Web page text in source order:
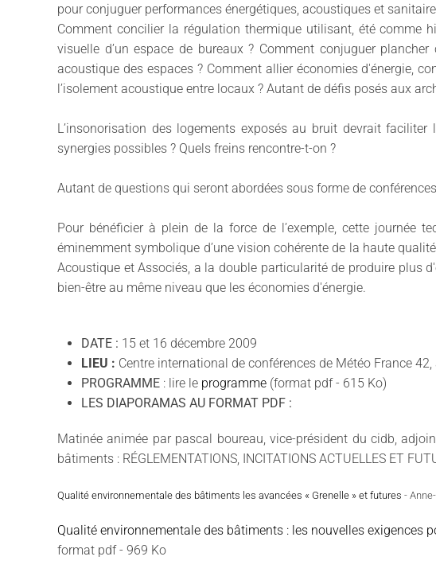
pour conjuguer performances énergétiques, acoustiques et
Comment concilier la régulation thermique utilisant, été comme
visuelle d’un espace de bureaux ? Comment conjuguer
acoustique des espaces ? Comment allier économies d'énergie,
l’isolement acoustique entre locaux ? Autant de défis posés aux
L’insonorisation des logements exposés au bruit devrait
synergies possibles ? Quels freins rencontre-t-on ?
Autant de questions qui seront abordées sous forme de
Pour bénéficier à plein de la force de l’exemple, cette journée
éminemment symbolique d’une vision cohérente de la haute
Acoustique et Associés, a la double particularité de produire plus
bien-être au même niveau que les économies d'énergie.
DATE : 15 et 16 décembre 2009
LIEU : Centre international de conférences de Météo France
PROGRAMME : lire le programme (format pdf - 615 Ko)
LES DIAPORAMAS AU FORMAT PDF :
Matinée animée par pascal boureau, vice-président du cidb,
bâtiments : RÉGLEMENTATIONS, INCITATIONS ACTUELLES ET
Qualité environnementale des bâtiments les avancées « Grenelle » et futures -
Qualité environnementale des bâtiments : les nouvelles exigences
format pdf - 969 Ko